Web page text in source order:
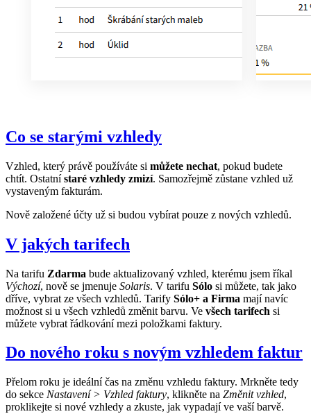
Co se starými vzhledy
Vzhled, který právě používáte si můžete nechat, pokud budete
chtít. Ostatnístaré vzhledy zmizí. Samozřejmě zůstane vzhled už
vystaveným fakturám.
Nově založené účty už si budou vybírat pouze z nových vzhledů.
V jakých tarifech
Na tarifu Zdarma bude aktualizovaný vzhled, kterému jsem říkal
Výchozí, nově se jmenuje Solaris. V tarifu Sólo si můžete, tak jako
dříve, vybrat ze všech vzhledů. Tarify Sólo+ a Firma mají navíc
možnost si u všech vzhledů změnit barvu. Ve všech tarifech si
můžete vybrat řádkování mezi položkami faktury.
Do nového roku s novým vzhledem faktur
Přelom roku je ideální čas na změnu vzhledu faktury. Mrkněte tedy
do sekce Nastavení > Vzhled faktury, klikněte na Změnit vzhled,
proklikejte si nové vzhledy a zkuste, jak vypadají ve vaší barvě.